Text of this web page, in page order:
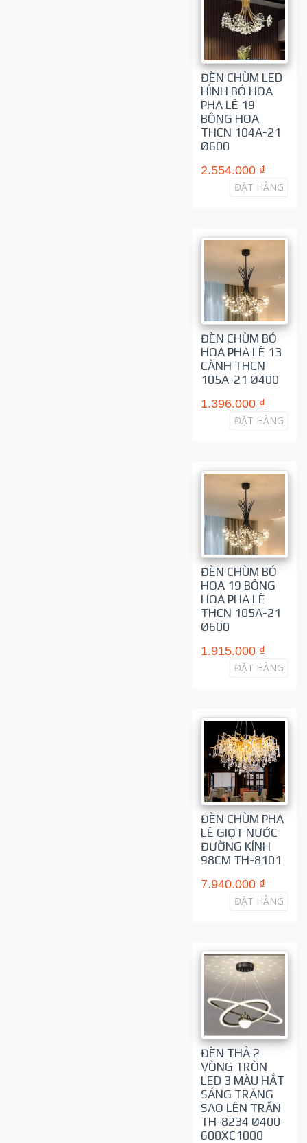
ĐÈN CHÙM LED
HÌNH BÓ HOA
PHA LÊ 19
BÔNG HOA
THCN 104A-21
Ø600
2.554.000 ₫
ĐẶT HÀNG
ĐÈN CHÙM BÓ
HOA PHA LÊ 13
CÀNH THCN
105A-21 Ø400
1.396.000 ₫
ĐẶT HÀNG
ĐÈN CHÙM BÓ
HOA 19 BÔNG
HOA PHA LÊ
THCN 105A-21
Ø600
1.915.000 ₫
ĐẶT HÀNG
ĐÈN CHÙM PHA
LÊ GIỌT NƯỚC
ĐƯỜNG KÍNH
98CM TH-8101
7.940.000 ₫
ĐẶT HÀNG
ĐÈN THẢ 2
VÒNG TRÒN
LED 3 MÀU HẮT
SÁNG TRĂNG
SAO LÊN TRẦN
TH-8234 Ø400-
600XC1000